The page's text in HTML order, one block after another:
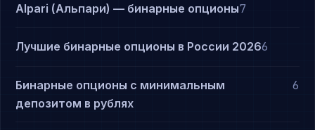
Alpari (Альпари) — бинарные опционы7
Лучшие бинарные опционы в России 20266
Бинарные опционы с минимальным
депозитом в рублях
6